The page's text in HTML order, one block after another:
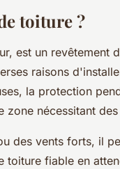
toiture ?
est un revêtement
raisons
la protection
nécessitant
des vents forts, il
toiture fiable en